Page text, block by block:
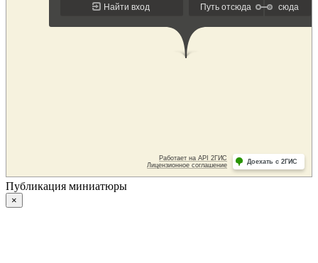
Публикация миниатюры
×